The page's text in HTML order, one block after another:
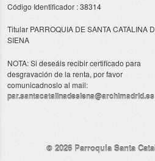
Código Identificador : 38314
Titular PARROQUIA DE SANTA CATALINA
SIENA
NOTA: Si deseáis recibir certificado para
desgravación de la renta, por favor
comunicadnoslo al mail:
par.santacatalinadesiena@archimadrid.es
© 2026 Parroquia Santa